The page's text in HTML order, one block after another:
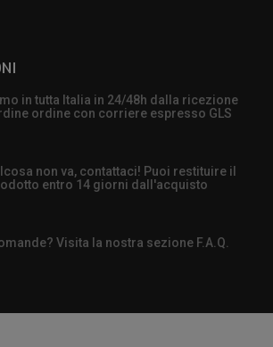
in tutta Italia in 24/48h dalla ricezione
ordine con corriere espresso GLS
non va, contattaci! Puoi restituire il
entro 14 giorni dall'acquisto
Visita la nostra sezione F.A.Q.